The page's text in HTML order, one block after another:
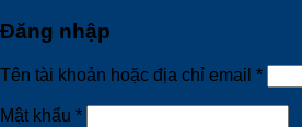
Đăng nhập
Tên tài khoản hoặc địa chỉ email *
Mật khẩu *